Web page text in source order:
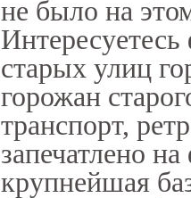
не было на
Интересуетесь
старых улиц
горожан
транспорт,
запечатлено
крупнейшая